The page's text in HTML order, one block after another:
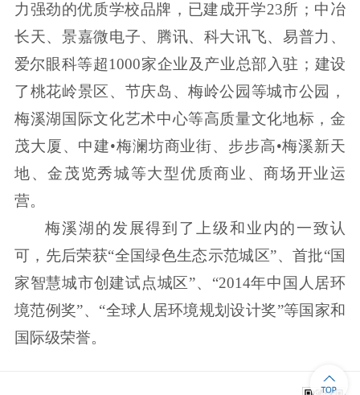
力强劲的优质学校品牌，已建成开学23所；中冶
长天、景嘉微电子、腾讯、科大讯飞、易普力、
爱尔眼科等超1000家企业及产业总部入驻；建设
了桃花岭景区、节庆岛、梅岭公园等城市公园，
梅溪湖国际文化艺术中心等高质量文化地标，金
茂大厦、中建•梅澜坊商业街、步步高•梅溪新天
地、金茂览秀城等大型优质商业、商场开业运
营。
梅溪湖的发展得到了上级和业内的一致认
可，先后荣获“全国绿色生态示范城区”、首批“国
家智慧城市创建试点城区”、“2014年中国人居环
境范例奖”、“全球人居环境规划设计奖”等国家和
国际级荣誉。